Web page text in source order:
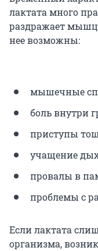
лактата много
раздражает
нее возможны:
мышечные
боль внутри
приступы
учащение
провалы в
проблемы с
Если лактата
организма,